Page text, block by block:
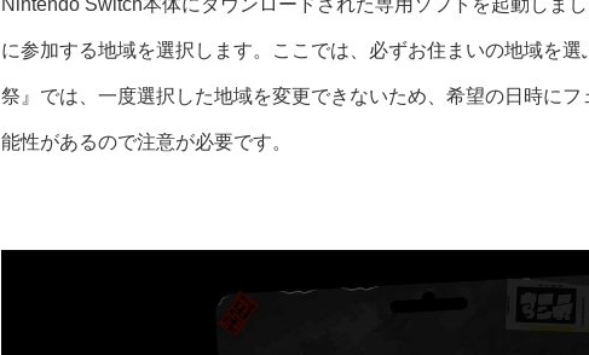
Nintendo Switch本体にダウンロードされた専用ソフトを起動しま
に参加する地域を選択します。ここでは、必ずお住まいの地域を
祭』では、一度選択した地域を変更できないため、希望の日時に
能性があるので注意が必要です。